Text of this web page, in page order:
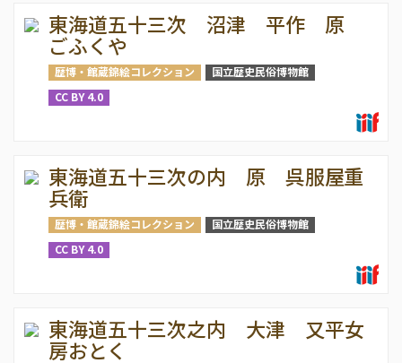
東海道五十三次 沼津 平作 原
ごふくや
歴博・館蔵錦絵コレクション
国立歴史民俗博物館
CC BY 4.0
東海道五十三次の内 原 呉服屋重
兵衛
歴博・館蔵錦絵コレクション
国立歴史民俗博物館
CC BY 4.0
東海道五十三次之内 大津 又平女
房おとく